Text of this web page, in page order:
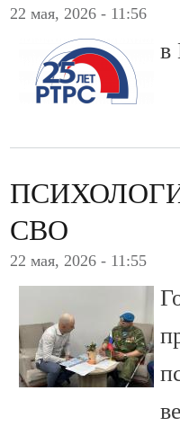
22 мая, 2026 - 11:56
в
СВО
22 мая, 2026 - 11:55